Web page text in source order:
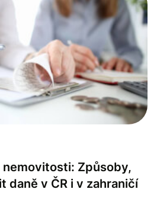
Způsoby,
daně v ČR i v zahraničí